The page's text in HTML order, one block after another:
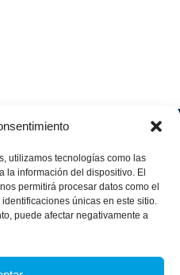
utilizamos tecnologías como las
la información del dispositivo. El
permitirá procesar datos como el
únicas en este sitio.
puede afectar negativamente a
Soluciones
Data
Industria
4.0
Industrial
Retail
Health &
Services
Travel &
Quiénes
Únete
a
aggity
Contacto